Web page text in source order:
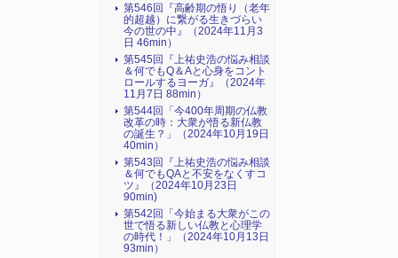
第546回『高齢期の悟り（老年
的超越）に繋がる生きづらい
今の世の中』（2024年11月3
日 46min）
第545回『上祐史浩の悩み相談
＆何でもQ＆Aと心身をコント
ロールするヨーガ』（2024年
11月7日 88min）
第544回「今400年周期の仏教
改革の時：大衆が悟る新仏教
の誕生？」（2024年10月19日
40min）
第543回『上祐史浩の悩み相談
＆何でもQAと不安をなくすコ
ツ』（2024年10月23日
90min)
第542回「今始まる大衆がこの
世で悟る新しい仏教と心理学
の時代！」（2024年10月13日
93min）